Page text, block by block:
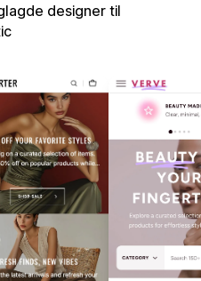
designer til